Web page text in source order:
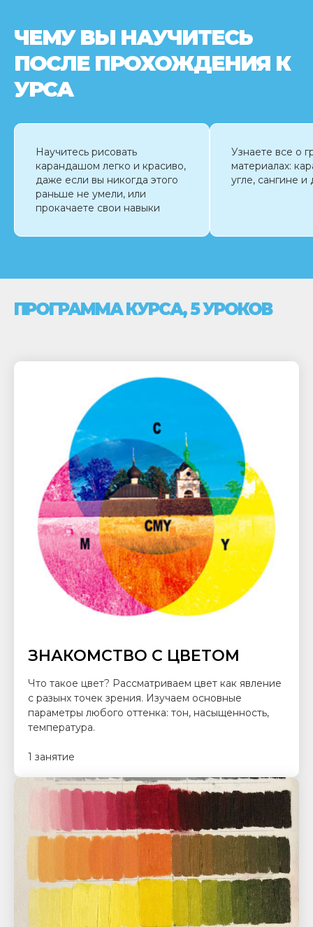
ЧЕМУ ВЫ НАУЧИТЕСЬ
ПОСЛЕ ПРОХОЖДЕНИЯ К
УРСА
Научитесь рисовать
карандашом легко и красиво,
даже если вы никогда этого
раньше не умели, или
прокачаете свои навыки
Узнаете все о
материалах:
угле, сангине и
ПРОГРАММА КУРСА, 5 УРОКОВ
ЗНАКОМСТВО С ЦВЕТОМ
Что такое цвет? Рассматриваем цвет как явление
с разынх точек зрения. Изучаем основные
параметры любого оттенка: тон, насыщенность,
температура.
1 занятие